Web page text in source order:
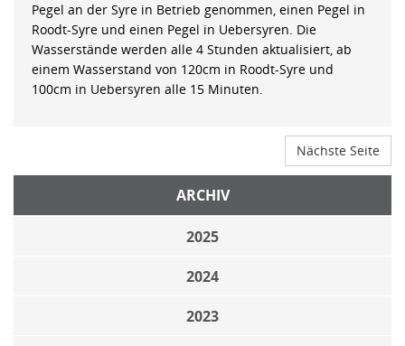
Pegel an der Syre in Betrieb genommen, einen Pegel in
Roodt-Syre und einen Pegel in Uebersyren. Die
Wasserstände werden alle 4 Stunden aktualisiert, ab
einem Wasserstand von 120cm in Roodt-Syre und
100cm in Uebersyren alle 15 Minuten.
Nächste Seite
ARCHIV
2025
2024
2023